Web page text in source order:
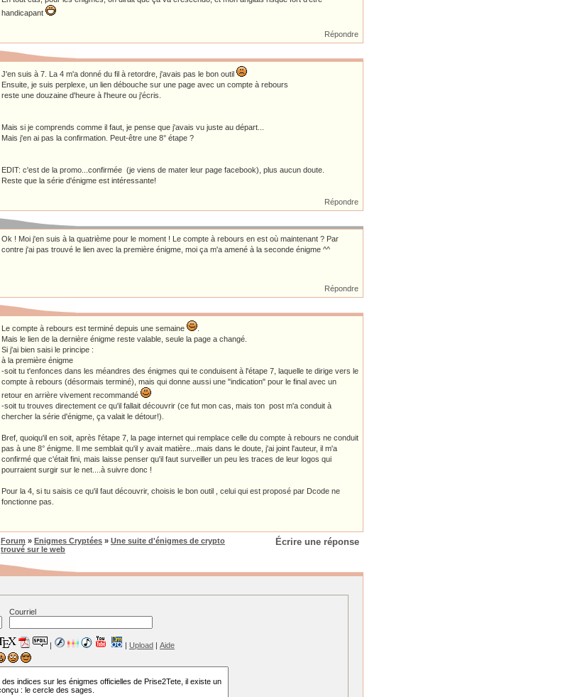
handicapant
Répondre
J'en suis à 7. La 4 m'a donné du fil à retordre, j'avais pas le bon outil
Ensuite, je suis perplexe, un lien débouche sur une page avec un compte à rebours
reste une douzaine d'heure à l'heure ou j'écris.
Mais si je comprends comme il faut, je pense que j'avais vu juste au départ...
Mais j'en ai pas la confirmation. Peut-être une 8° étape ?
EDIT: c'est de la promo...confirmée (je viens de mater leur page facebook), plus aucun doute.
Reste que la série d'énigme est intéressante!
Répondre
Ok ! Moi j'en suis à la quatrième pour le moment ! Le compte à rebours en est où maintenant ? Par
contre j'ai pas trouvé le lien avec la première énigme, moi ça m'a amené à la seconde énigme ^^
Répondre
Le compte à rebours est terminé depuis une semaine
Mais le lien de la dernière énigme reste valable, seule la page a changé.
Si j'ai bien saisi le principe :
à la première énigme
-soit tu t'enfonces dans les méandres des énigmes qui te conduisent à l'étape 7, laquelle te dirige vers le
compte à rebours (désormais terminé), mais qui donne aussi une "indication" pour le final avec un
retour en arrière vivement recommandé
-soit tu trouves directement ce qu'il fallait découvrir (ce fut mon cas, mais ton post m'a conduit à
chercher la série d'énigme, ça valait le détour!).
Bref, quoiqu'il en soit, après l'étape 7, la page internet qui remplace celle du compte à rebours ne conduit
pas à une 8° énigme. Il me semblait qu'il y avait matière...mais dans le doute, j'ai joint l'auteur, il m'a
confirmé que c'était fini, mais laisse penser qu'il faut surveiller un peu les traces de leur logos qui
pourraient surgir sur le net....à suivre donc !
Pour la 4, si tu saisis ce qu'il faut découvrir, choisis le bon outil , celui qui est proposé par Dcode ne
fonctionne pas.
Écrire une réponse
Forum » Enigmes Cryptées » Une suite d'énigmes de crypto
trouvé sur le web
Courriel
| | Upload | Aide